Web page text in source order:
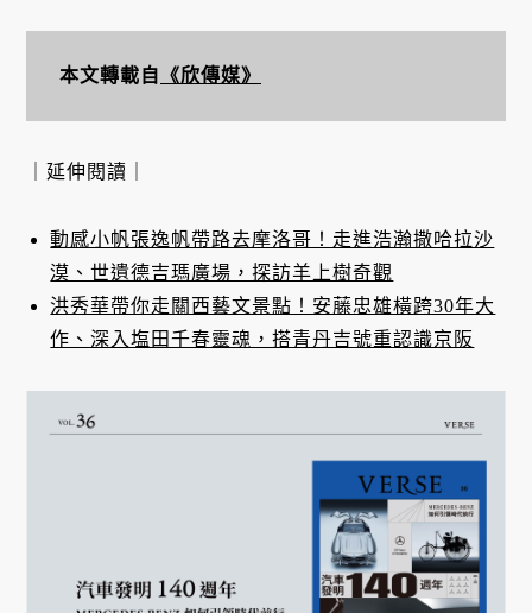
本文轉載自 《欣傳媒》
｜延伸閱讀｜
動感小帆張逸帆帶路去摩洛哥！走進浩瀚撒哈拉沙
漠、世遺德吉瑪廣場，探訪羊上樹奇觀
洪秀華帶你走關西藝文景點！安藤忠雄橫跨30年大
作、深入塩田千春靈魂，搭青丹吉號重認識京阪